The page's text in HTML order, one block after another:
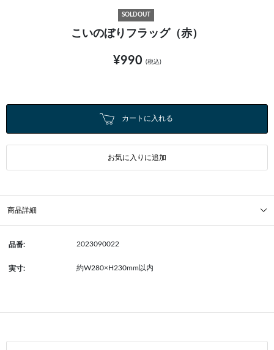
SOLDOUT
こいのぼりフラッグ（赤）
¥990 (税込)
カートに入れる
お気に入りに追加
商品詳細
品番: 2023090022
実寸: 約W280×H230mm以内